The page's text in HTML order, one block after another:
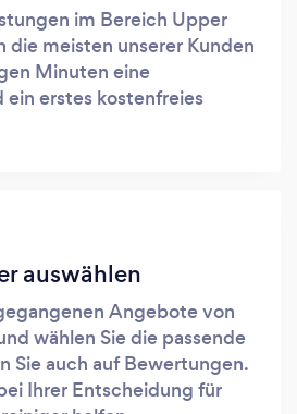
im Bereich Upper
die meisten unserer Kunden
Minuten eine
erstes kostenfreies
auswählen
Angebote von
wählen Sie die passende
Sie auch auf Bewertungen.
Ihrer Entscheidung für